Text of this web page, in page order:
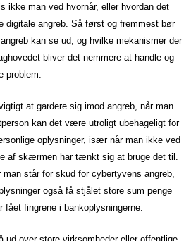
ikke man ved hvornår, eller hvordan det
digitale angreb. Så først og fremmest bør
kan se ud, og hvilke mekanismer der
bliver det nemmere at handle og
problem.
at gardere sig imod angreb, når man
kan det være utroligt ubehageligt for
oplysninger, især når man ikke ved
af skærmen har tænkt sig at bruge det til.
står for skud for cybertyvens angreb,
også få stjålet store sum penge
fingrene i bankoplysningerne.